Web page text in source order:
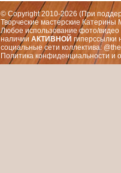
© Copyright 2010-2026 (При
Творческие мастерские
Любое использование фото/видео
наличии АКТИВНОЙ гиперссылки
социальные сети коллектива:
Политика конфиденциальности и